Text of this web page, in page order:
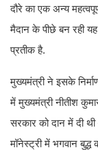
दौरे का एक अन्य
मैदान के पीछे बन रही
प्रतीक है.
मुख्यमंत्री ने इसके
में मुख्यमंत्री नीतीश
सरकार को दान में दी
मॉनेस्ट्री में भगवान